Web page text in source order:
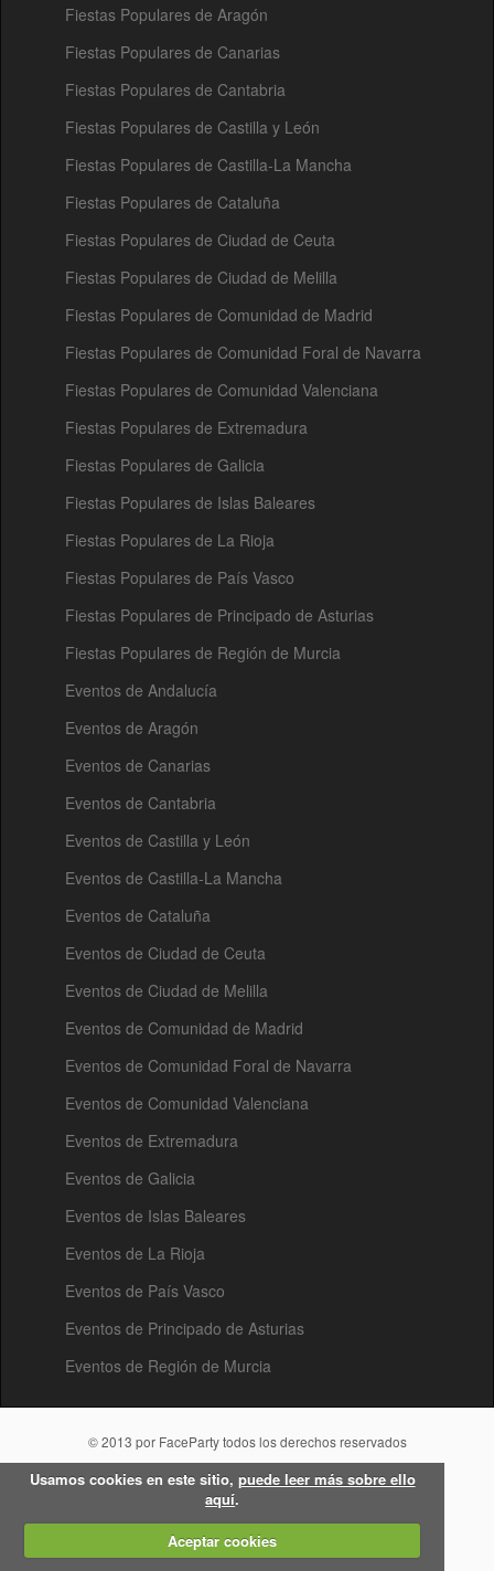
Fiestas Populares de Aragón
Fiestas Populares de Canarias
Fiestas Populares de Cantabria
Fiestas Populares de Castilla y León
Fiestas Populares de Castilla-La Mancha
Fiestas Populares de Cataluña
Fiestas Populares de Ciudad de Ceuta
Fiestas Populares de Ciudad de Melilla
Fiestas Populares de Comunidad de Madrid
Fiestas Populares de Comunidad Foral de Navarra
Fiestas Populares de Comunidad Valenciana
Fiestas Populares de Extremadura
Fiestas Populares de Galicia
Fiestas Populares de Islas Baleares
Fiestas Populares de La Rioja
Fiestas Populares de País Vasco
Fiestas Populares de Principado de Asturias
Fiestas Populares de Región de Murcia
Eventos de Andalucía
Eventos de Aragón
Eventos de Canarias
Eventos de Cantabria
Eventos de Castilla y León
Eventos de Castilla-La Mancha
Eventos de Cataluña
Eventos de Ciudad de Ceuta
Eventos de Ciudad de Melilla
Eventos de Comunidad de Madrid
Eventos de Comunidad Foral de Navarra
Eventos de Comunidad Valenciana
Eventos de Extremadura
Eventos de Galicia
Eventos de Islas Baleares
Eventos de La Rioja
Eventos de País Vasco
Eventos de Principado de Asturias
Eventos de Región de Murcia
© 2013 por FaceParty todos los derechos reservados
Usamos cookies en este sitio, puede leer más sobre ello
aquí.
Aceptar cookies